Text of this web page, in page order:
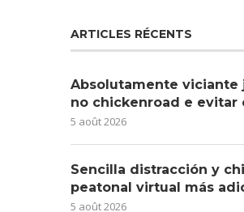
ARTICLES RÉCENTS
Absolutamente viciante
no chickenroad e evitar
5 août 2026
Sencilla distracción y
peatonal virtual más
5 août 2026